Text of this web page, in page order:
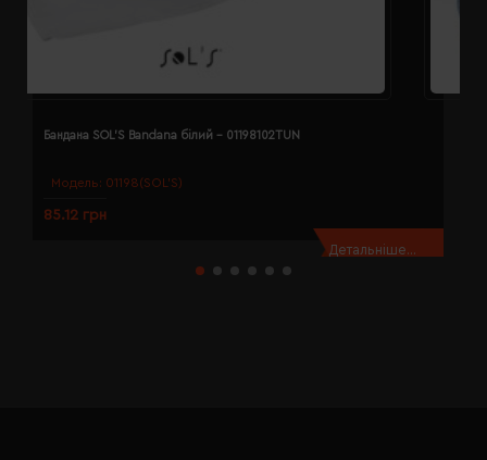
Модель: 01198(SOL’S)
Бандана SOL'S Bandana білий - 01198102TUN
85.12 грн
Детальніше...